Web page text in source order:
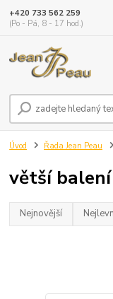
+420 733 562 259
(Po - Pá, 8 - 17 hod.)
Úvod Řada Jean Peau
větší balení
Nejnovější